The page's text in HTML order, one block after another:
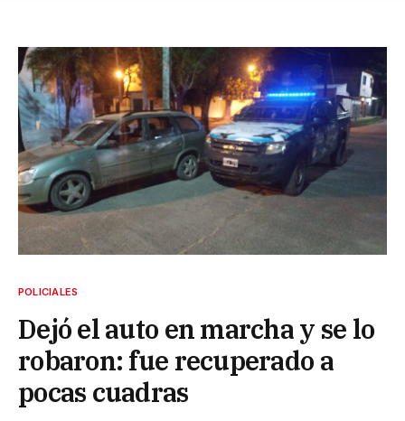
POLICIALES
Dejó el auto en marcha y se lo
robaron: fue recuperado a
pocas cuadras